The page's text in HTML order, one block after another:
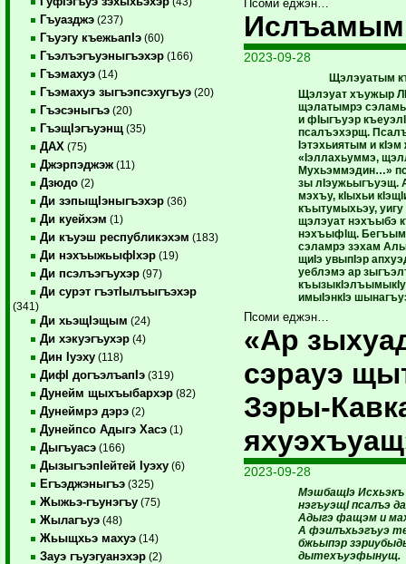
Гъуазджэ (237)
Гъуэгу къежьапIэ (60)
Гъэлъэгъуэныгъэхэр (166)
Гъэмахуэ (14)
Гъэмахуэ зыгъэпсэхугъуэ (20)
Гъэсэныгъэ (20)
ГъэщIэгъуэнщ (35)
ДАХ (75)
Джэрпэджэж (11)
Дзюдо (2)
Ди зэпыщIэныгъэхэр (36)
Ди куейхэм (1)
Ди къуэш республикэхэм (183)
Ди нэхъыжьыфIхэр (19)
Ди псэлъэгъухэр (97)
Ди сурэт гъэтIылъыгъэхэр
(341)
Ди хьэщIэщым (24)
Ди хэкуэгъухэр (4)
Дин Iуэху (118)
ДифI догъэлъапIэ (319)
Дунейм щыхъыбархэр (82)
Дунеймрэ дэрэ (2)
Дунейпсо Адыгэ Хасэ (1)
Дыгъуасэ (166)
ДызыгъэпIейтей Iуэху (6)
Егъэджэныгъэ (325)
Жыжьэ-гъунэгъу (75)
Жылагъуэ (48)
Жьыщхьэ махуэ (14)
Зауэ гъуэгуанэхэр (2)
Псоми еджэн…
Ислъамым
2023-09-28
Щэлэуатым
Щэлэуат хъужыр
щэлатымрэ
и фIыгъуэр
псалъэхэрщ.
Iэтэхьиятым и кIэм
«Iэллахьуммэ,
Мухьэммэдин…»
зы лIэужьыгъуэщ.
мэхъу, кIыхьи
къытумыхьэу,
щэлэуат нэхъыбэ
нэхъыфIщ.
сэламрэ зэхам
щиIэ увыпIэр
уеблэмэ ар
имыIэнкIэ
Псоми еджэн…
«Ар
сэрауэ
Зэры-
2023-09-28
МэшбащIэ
нэгъуэщI псалъэ
Адыгэ фащэм и
А фэилъхьэгъуэ
бжьыпэр
дытехъуэфынущ.